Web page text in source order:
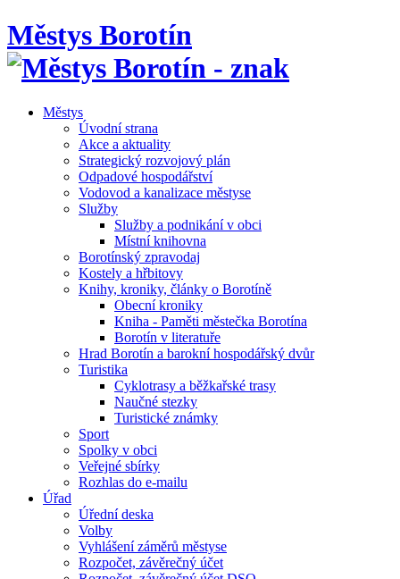
Městys Borotín
Městys
Úvodní strana
Akce a aktuality
Strategický rozvojový plán
Odpadové hospodářství
Vodovod a kanalizace městyse
Služby
Služby a podnikání v obci
Místní knihovna
Borotínský zpravodaj
Kostely a hřbitovy
Knihy, kroniky, články o Borotíně
Obecní kroniky
Kniha - Paměti městečka Borotína
Borotín v literatuře
Hrad Borotín a barokní hospodářský dvůr
Turistika
Cyklotrasy a běžkařské trasy
Naučné stezky
Turistické známky
Sport
Spolky v obci
Veřejné sbírky
Rozhlas do e-mailu
Úřad
Úřední deska
Volby
Vyhlášení záměrů městyse
Rozpočet, závěrečný účet